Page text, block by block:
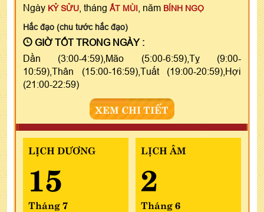
Ngày KỶ SỬU , tháng ẤT MÙI , năm BÍNH NGỌ
Hắc đạo (chu tước hắc đạo)
GIỜ TỐT TRONG NGÀY :
Dần (3:00-4:59),Mão (5:00-6:59),Tỵ (9:00-
10:59),Thân (15:00-16:59),Tuất (19:00-20:59),Hợi
(21:00-22:59)
XEM CHI TIẾT
LỊCH DƯƠNG
15
Tháng 7
LỊCH ÂM
2
Tháng 6